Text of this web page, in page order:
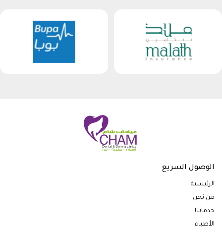
الوصول السريع
الرئيسية
من نحن
خدماتنا
الأطباء